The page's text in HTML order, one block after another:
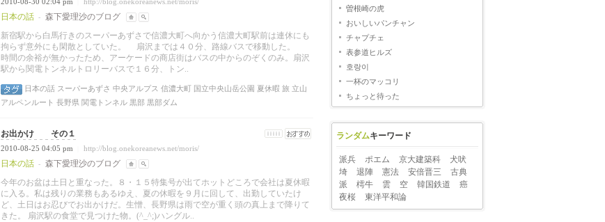
日本の話 -
森下愛理沙のブログ
新宿駅から白馬行きのスーパーあずさで信濃大町へ向かう信濃大町駅前は連休にも
拘らず意外にも閑散としていた。 扇沢までは４０分、路線バスで移動した。
時間の余裕が無かったため、アーケードの商店街はバスの中からのぞくのみ。扇沢
駅から関電トンネルトロリーバスで１６分、トン..
日本の話 スーパーあずさ 中央アルプス 信濃大町 国立中央山岳公園 夏休暇 旅 立山
アルペンルート 長野県 関電トンネル 黒部 黒部ダム
お出かけ その１
2010-08-25 04:05 pm http://blog.onekoreanews.net/moris/
日本の話 -
森下愛理沙のブログ
今年のお盆は土日と重なった。８・１５特集号が出てホットどころで会社は夏休暇
に入る。私は残りの業務もあるゆえ、夏の休暇を９月に回して、出勤していたけ
ど、土日はお忍びでお出かけだ。生憎、長野県は雨で空が重く頭の真上まで降りて
きた。 扇沢駅の食堂で見つけた物。(^_^;)ハングル..
曽根崎の虎
おいしいパンチャン
チャプチェ
表参道ヒルズ
호랑이
一杯のマッコリ
ちょっと待った
ランダムキーワード
派兵 ポエム 京大建築科
犬吠
埼
退陣 憲法 安倍晋三
古典
派
樗牛 雲 空 韓国鉄道
癌
夜桜
東洋平和論